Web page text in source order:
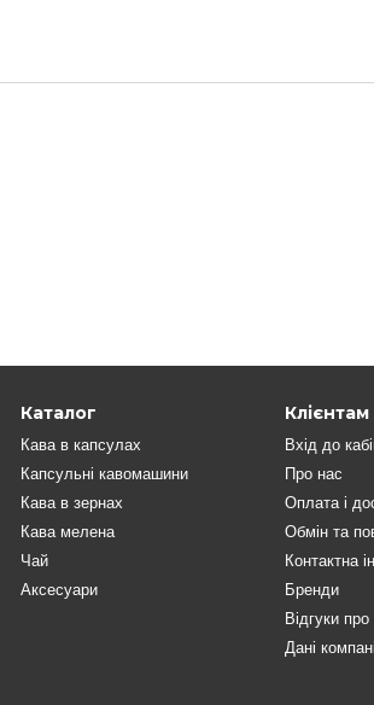
Каталог
Кава в капсулах
Капсульні кавомашини
Кава в зернах
Кава мелена
Чай
Аксесуари
Клієнтам
Вхід до
Про нас
Оплата і
Обмін та
Контактна
Бренди
Відгуки
Дані